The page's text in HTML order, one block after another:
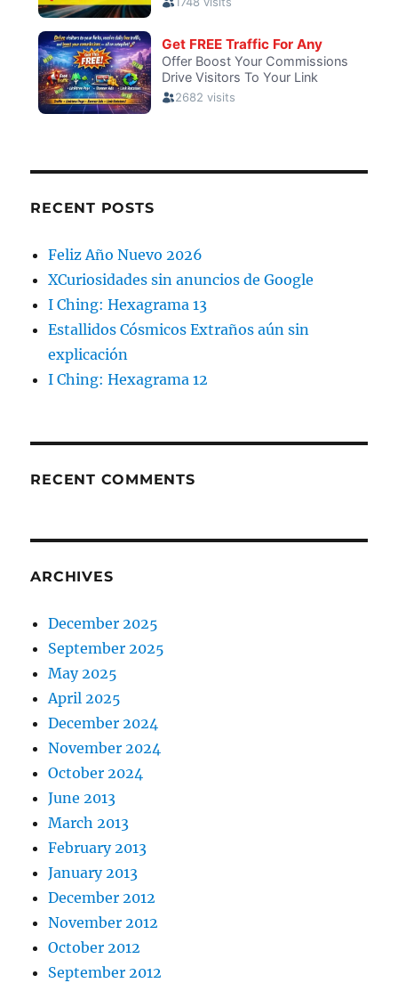
RECENT POSTS
Feliz Año Nuevo 2026
XCuriosidades sin anuncios de Google
I Ching: Hexagrama 13
Estallidos Cósmicos Extraños aún sin
explicación
I Ching: Hexagrama 12
RECENT COMMENTS
ARCHIVES
December 2025
September 2025
May 2025
April 2025
December 2024
November 2024
October 2024
June 2013
March 2013
February 2013
January 2013
December 2012
November 2012
October 2012
September 2012